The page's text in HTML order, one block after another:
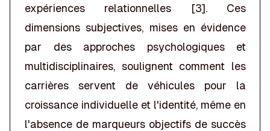
expériences relationnelles [3]. Ces
dimensions subjectives, mises en évidence
par des approches psychologiques et
multidisciplinaires, soulignent comment les
carrières servent de véhicules pour la
croissance individuelle et l'identité, même en
l'absence de marqueurs objectifs de succès